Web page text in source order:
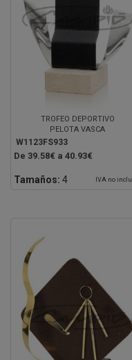
TROFEO DEPORTIVO
PELOTA VASCA
W1123FS933
De 39.58€ a 40.93€
Tamaños: 4 IVA no